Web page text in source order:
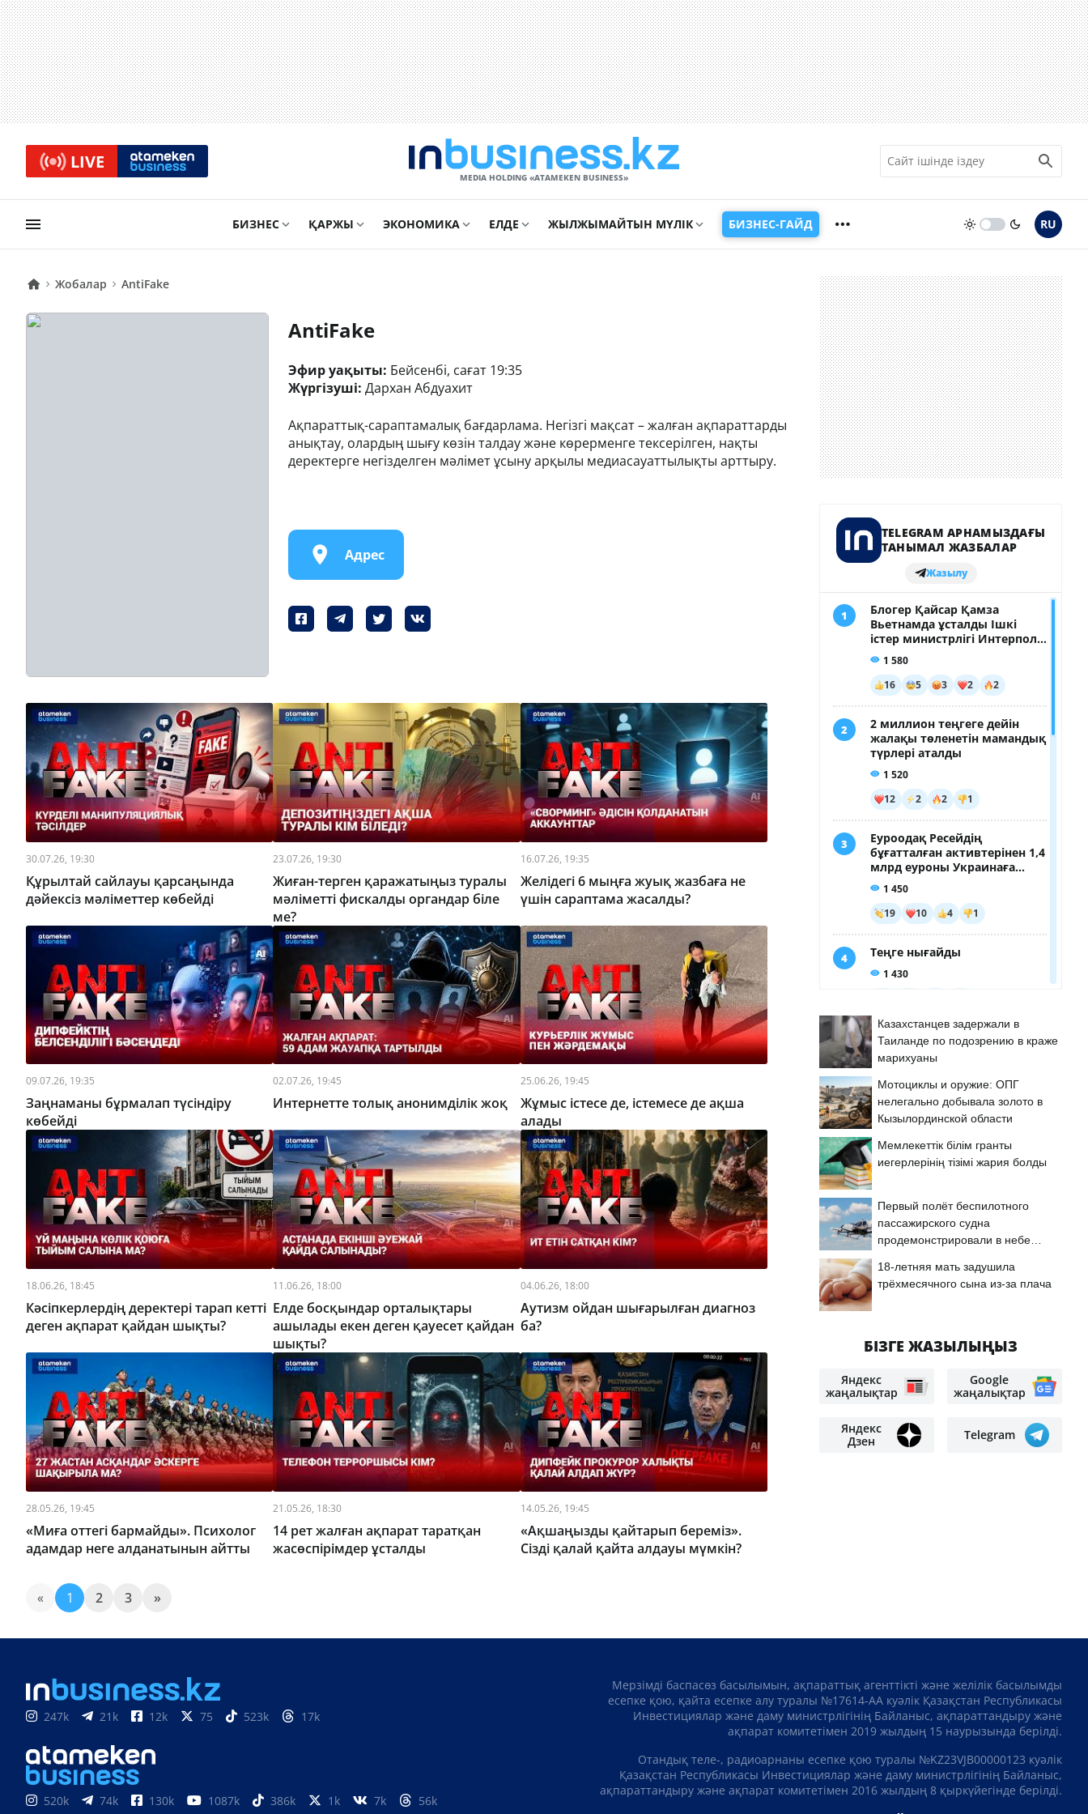
LIVE
MEDIA HOLDING «ATAMEKЕN BUSINESS»
БИЗНЕС ҚАРЖЫ ЭКОНОМИКА ЕЛДЕ ЖЫЛЖЫМАЙТЫН МҮЛІК БИЗНЕС-ГАЙД RU
Жобалар AntiFake
AntiFake
Эфир уақыты: Бейсенбі, сағат 19:35
Жүргізуші: Дархан Абдуахит
Ақпараттық-сараптамалық бағдарлама. Негізгі мақсат – жалған ақпараттарды
анықтау, олардың шығу көзін талдау және көрерменге тексерілген, нақты
деректерге негізделген мәлімет ұсыну арқылы медиасауаттылықты арттыру.
Адрес
30.07.26, 19:30
Құрылтай сайлауы қарсаңында
дәйексіз мәліметтер көбейді
23.07.26, 19:30
Жиған-терген қаражатыңыз туралы
мәліметті фискалды органдар біле
ме?
16.07.26, 19:35
Желідегі 6 мыңға жуық жазбаға не
үшін сараптама жасалды?
09.07.26, 19:35
Заңнаманы бұрмалап түсіндіру
көбейді
02.07.26, 19:45
Интернетте толық анонимділік жоқ
25.06.26, 19:45
Жұмыс істесе де, істемесе де ақша
алады
18.06.26, 18:45
Кәсіпкерлердің деректері тарап кетті
деген ақпарат қайдан шықты?
11.06.26, 18:00
Елде босқындар орталықтары
ашылады екен деген қауесет қайдан
шықты?
04.06.26, 18:00
Аутизм ойдан шығарылған диагноз
ба?
28.05.26, 19:45
«Миға оттегі бармайды». Психолог
адамдар неге алданатынын айтты
21.05.26, 18:30
14 рет жалған ақпарат таратқан
жасөспірімдер ұсталды
14.05.26, 19:45
«Ақшаңызды қайтарып береміз».
Сізді қалай қайта алдауы мүмкін?
« 1 2 3 »
Казахстанцев задержали в
Таиланде по подозрению в краже
марихуаны
Мотоциклы и оружие: ОПГ
нелегально добывала золото в
Кызылординской области
Мемлекеттік білім гранты
иегерлерінің тізімі жария болды
Первый полёт беспилотного
пассажирского судна
продемонстрировали в небе
18-летняя мать задушила
трёхмесячного сына из-за плача
БІЗГЕ ЖАЗЫЛЫҢЫЗ
Яндекс
жаңалықтар
Google
жаңалықтар
Яндекс
Дзен
Telegram
247k 21k 12k 75 523k 17k
520k 74k 130k 1087k 386k 1k 7k 56k
Мерзімді баспасөз басылымын, ақпараттық агенттікті және желілік басылымды
есепке қою, қайта есепке алу туралы №17614-АА куәлік Қазақстан Республикасы
Инвестициялар және даму министрлігінің Байланыс, ақпараттандыру және
ақпарат комитетімен 2019 жылдың 15 наурызында берілді.
Отандық теле-, радиоарнаны есепке қою туралы №KZ23VJB00000123 куәлік
Қазақстан Республикасы Инвестициялар және даму министрлігінің Байланыс,
ақпараттандыру және ақпарат комитетімен 2016 жылдың 8 қыркүйегінде берілді.